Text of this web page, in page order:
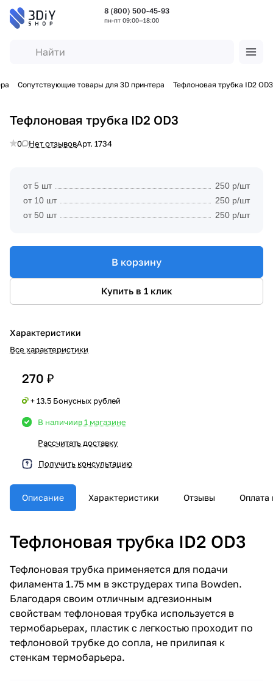
8 (800) 500-45-93
пн-пт 09:00—18:00
Сопутствующие товары для 3D принтера Тефлоновая трубка ID2 OD3
Тефлоновая трубка ID2 OD3
0 Нет отзывовАрт. 1734
от 5 шт
250 р/шт
от 10 шт
250 р/шт
от 50 шт
250 р/шт
В корзину
Купить в 1 клик
Характеристики
Все характеристики
270 ₽
+ 13.5 Бонусных рублей
В наличиив 1 магазине
Рассчитать доставку
Получить консультацию
Описание Характеристики Отзывы Оплата
Тефлоновая трубка ID2 OD3
Тефлоновая трубка применяется для подачи
филамента 1.75 мм в экструдерах типа Bowden.
Благодаря своим отличным адгезионным
свойствам тефлоновая трубка используется в
термобарьерах, пластик с легкостью проходит по
тефлоновой трубке до сопла, не прилипая к
стенкам термобарьера.